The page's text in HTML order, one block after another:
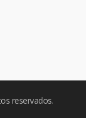
reservados.